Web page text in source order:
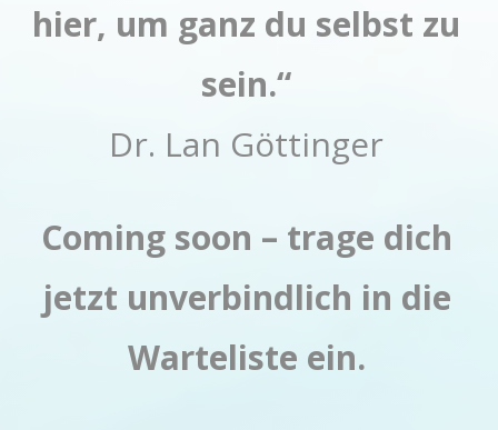
hier, um ganz du selbst zu
sein.“
Dr. Lan Göttinger
Coming soon – trage dich
jetzt unverbindlich in die
Warteliste ein.